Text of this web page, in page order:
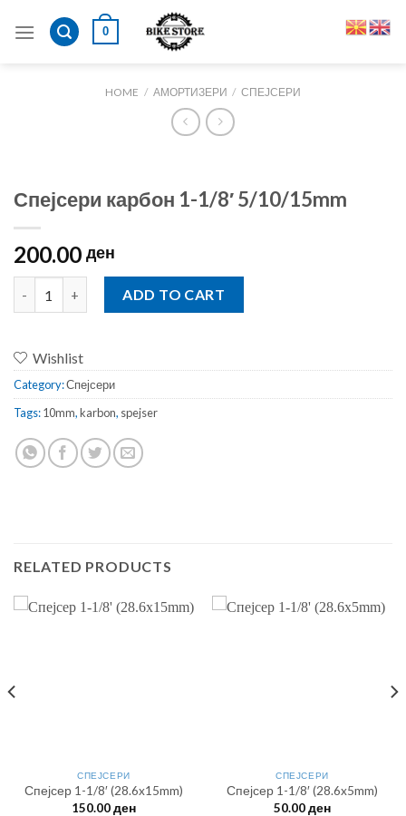
0
HOME / АМОРТИЗЕРИ / СПЕЈСЕРИ
Спејсери карбон 1-1/8′ 5/10/15mm
200.00 ден
ADD TO CART
Wishlist
Category:Спејсери
Tags:10mm,karbon, spejser
RELATED PRODUCTS
СПЕЈСЕРИ
Спејсер 1-1/8′ (28.6x15mm)
150.00ден
СПЕЈСЕРИ
Спејсер 1-1/8′ (28.6x5mm)
50.00ден